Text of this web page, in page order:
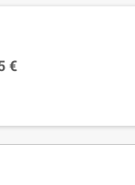
€